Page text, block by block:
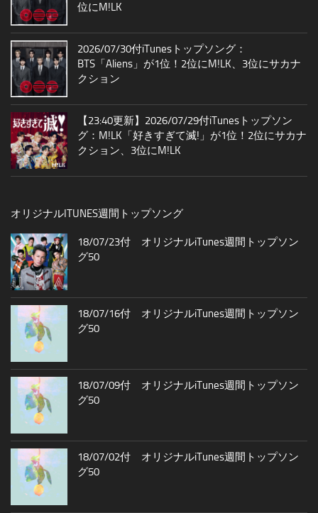
位にM!LK
2026/07/30付iTunesトップソング：
BTS「Aliens」が1位！2位にM!LK、3位にサカナ
クション
【23:40更新】2026/07/29付iTunesトップソン
グ：M!LK「好きすぎて滅!」が1位！2位にサカナ
クション、3位にM!LK
オリジナルITUNES週間トップソング
18/07/23付 オリジナルiTunes週間トップソン
グ50
18/07/16付 オリジナルiTunes週間トップソン
グ50
18/07/09付 オリジナルiTunes週間トップソン
グ50
18/07/02付 オリジナルiTunes週間トップソン
グ50